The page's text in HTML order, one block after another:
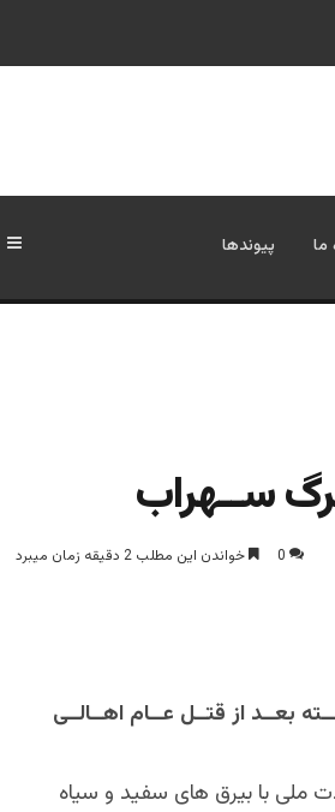
ما پیوندها
ســهراب
0 خواندن این مطلب 2 دقیقه زمان میبرد
بعــد از قتــل عــام اهــالــی
با بیرق های سفید و سیاه